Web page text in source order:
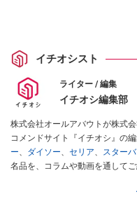
イチオシスト
ライター / 編集
イチオシ編集部
株式会社オールアバウトが株式
コメンドサイト『イチオシ』の編
ー、 ダイソー、 セリア、 スター
名品を、コラムや動画を通して
インフルエンサーが実際に使用